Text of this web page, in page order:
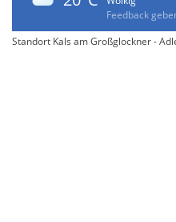
Feedback
Standort Kals am Großglockner -